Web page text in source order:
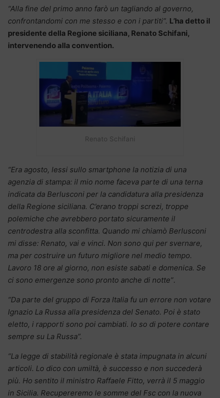
“Alla fine del primo anno farò un tagliando al governo,
confrontandomi con me stesso e con i partiti”. L’ha detto il
presidente della Regione siciliana, Renato Schifani,
intervenendo alla convention.
Renato Schifani
“Era agosto, lessi sullo smartphone la notizia di una
agenzia di stampa: il mio nome faceva parte di una terna
indicata da Berlusconi per la candidatura alla presidenza
della Regione siciliana. C’erano troppi screzi, troppe
polemiche che avrebbero portato sicuramente il
centrodestra alla sconfitta. Quando mi chiamò Berlusconi
mi disse: Renato, vai e vinci. Non sono qui per svernare,
ma per costruire un futuro migliore nel medio tempo.
Lavoro 18 ore al giorno, non esiste sabati e domenica. Se
ci sono emergenze sono pronto anche di notte”.
“Da parte del gruppo di Forza Italia fu un errore non votare
Ignazio La Russa alla presidenza del Senato. Poi è stato
eletto, i rapporti sono poi cambiati. Io so di potere contare
sempre su La Russa”.
“La legge di stabilità regionale è stata impugnata in alcuni
articoli. Lo dico con umiltà, è successo e non succederà
più. Ho sentito il ministro Raffaele Fitto, verrà il 5 maggio
in Sicilia. Recupereremo le somme del Fsc con la nuova